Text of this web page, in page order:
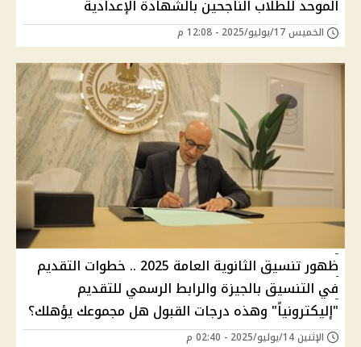
الموحد للطلاب الناجحين بالشهادة الإعدادية
الخميس 17/يوليو/2025 - 12:08 م
ظهور تنسيق الثانوية العامة 2025 .. خطوات التقديم
في التنسيق بالجيزة والرابط الرسمي للتقديم
"إليكترونياً" وهذه درجات القبول هل مجموعك يؤهلك؟
الإثنين 14/يوليو/2025 - 02:40 م